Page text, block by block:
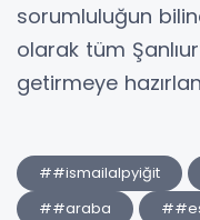
sorumluluğun
olarak tüm
getirmeye
##ismailalpyiğit
##araba